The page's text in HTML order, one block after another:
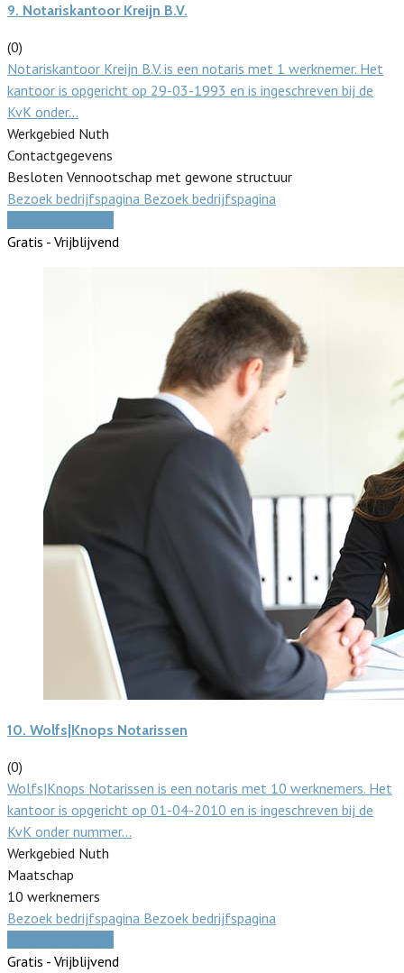
9. Notariskantoor Kreijn B.V.
(0)
Notariskantoor Kreijn B.V. is een notaris met 1 werknemer. Het
kantoor is opgericht op 29-03-1993 en is ingeschreven bij de
KvK onder…
Werkgebied Nuth
Contactgegevens
Besloten Vennootschap met gewone structuur
Bezoek bedrijfspagina Bezoek bedrijfspagina
Gratis - Vrijblijvend
10. Wolfs|Knops Notarissen
(0)
Wolfs|Knops Notarissen is een notaris met 10 werknemers. Het
kantoor is opgericht op 01-04-2010 en is ingeschreven bij de
KvK onder nummer…
Werkgebied Nuth
Maatschap
10 werknemers
Bezoek bedrijfspagina Bezoek bedrijfspagina
Gratis - Vrijblijvend